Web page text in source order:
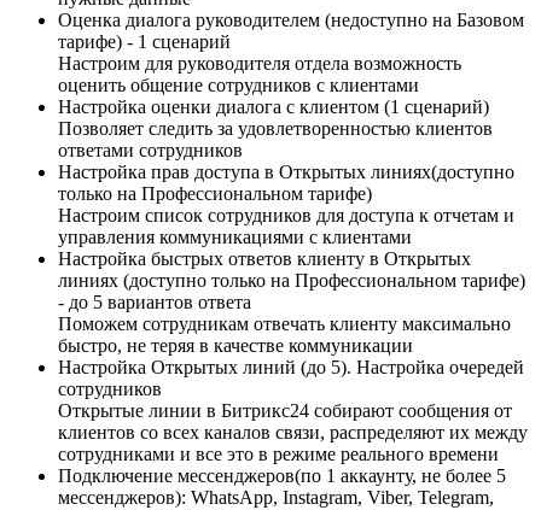
Оценка диалога руководителем (недоступно на Базовом
тарифе) - 1 сценарий
Настроим для руководителя отдела возможность
оценить общение сотрудников с клиентами
Настройка оценки диалога с клиентом (1 сценарий)
Позволяет следить за удовлетворенностью клиентов
ответами сотрудников
Настройка прав доступа в Открытых линиях(доступно
только на Профессиональном тарифе)
Настроим список сотрудников для доступа к отчетам и
управления коммуникациями с клиентами
Настройка быстрых ответов клиенту в Открытых
линиях (доступно только на Профессиональном тарифе)
- до 5 вариантов ответа
Поможем сотрудникам отвечать клиенту максимально
быстро, не теряя в качестве коммуникации
Настройка Открытых линий (до 5). Настройка очередей
сотрудников
Открытые линии в Битрикс24 собирают сообщения от
клиентов со всех каналов связи, распределяют их между
сотрудниками и все это в режиме реального времени
Подключение мессенджеров(по 1 аккаунту, не более 5
мессенджеров): WhatsApp, Instagram, Viber, Telegram,